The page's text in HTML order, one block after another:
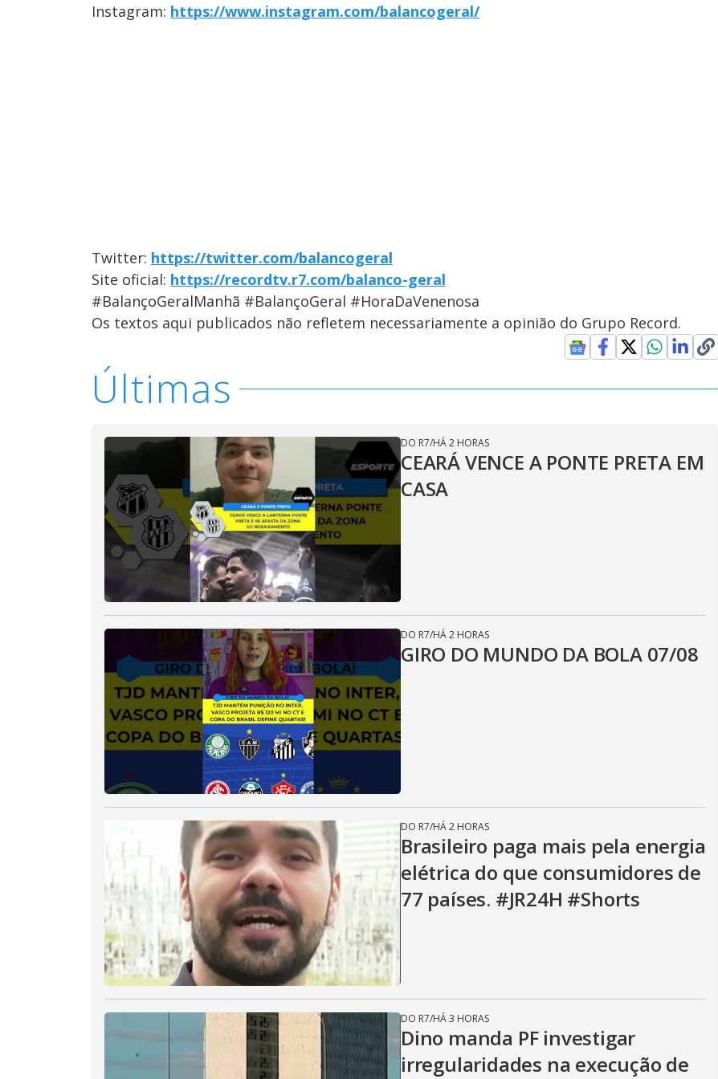
Instagram: https://www.instagram.com/balancogeral/
Twitter: https://twitter.com/balancogeral
Site oficial: https://recordtv.r7.com/balanco-geral
#BalançoGeralManhã #BalançoGeral #HoraDaVenenosa
Os textos aqui publicados não refletem necessariamente a opinião do Grupo Record.
Últimas
DO R7/HÁ 2 HORAS
CEARÁ VENCE A PONTE PRETA EM
CASA
DO R7/HÁ 2 HORAS
GIRO DO MUNDO DA BOLA 07/08
DO R7/HÁ 2 HORAS
Brasileiro paga mais pela energia
elétrica do que consumidores de
77 países. #JR24H #Shorts
DO R7/HÁ 3 HORAS
Dino manda PF investigar
irregularidades na execução de